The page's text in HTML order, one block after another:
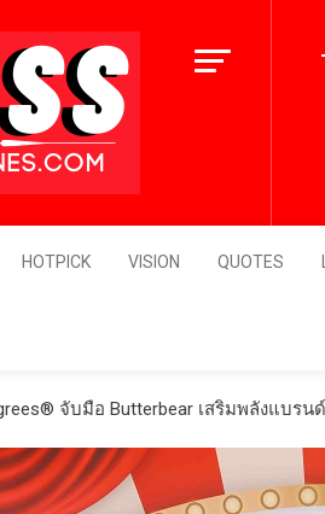
HOTPICK VISION QUOTES
จับมือ Butterbear เสริมพลังแบร